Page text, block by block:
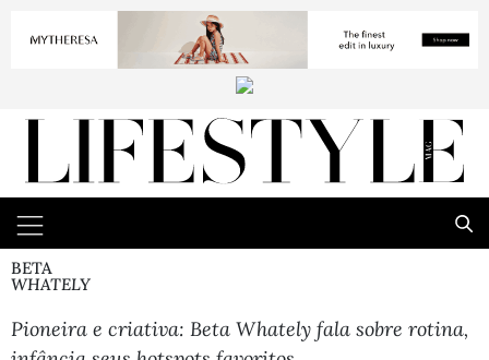
BETA
WHATELY
Pioneira e criativa: Beta Whately fala sobre rotina,